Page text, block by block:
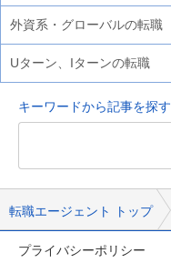
外資系・グローバルの転職
Uターン、Iターンの転職
キーワードから記事を探す
転職エージェント トップ
プライバシーポリシー